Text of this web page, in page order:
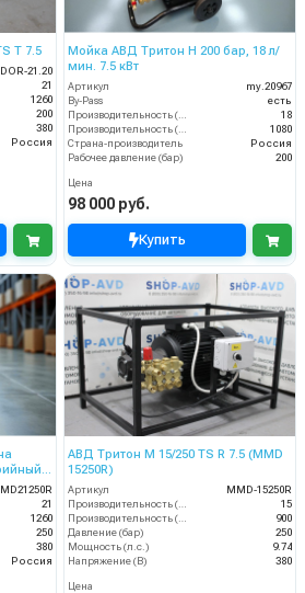
T 7.5
21.20
21
1260
200
380
Россия
Мойка АВД Тритон H 200 бар, 18 л/
мин. 7.5 кВт
Артикул
my.20967
By-Pass
есть
Производительность (л/мин)
18
Производительность (л/ч)
1080
Страна-производитель
Россия
Рабочее давление (бар)
200
Цена
98 000 руб.
Купить
21
1260
250
380
Россия
АВД Тритон M 15/250 TS R 7.5 (MMD
15250R)
Артикул
MMD-15250R
15
900
Давление (бар)
250
Мощность (л.с.)
9.74
Напряжение (В)
380
Цена